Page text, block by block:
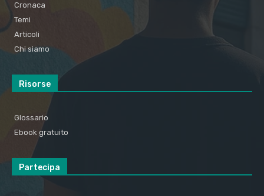
Cronaca
Temi
Articoli
Chi siamo
Risorse
Glossario
Ebook gratuito
Partecipa